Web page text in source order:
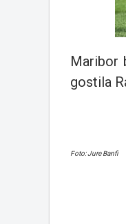
Maribor
gostila
Foto: Jure Banfi